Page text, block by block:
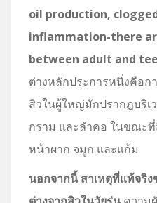
oil production,
inflammation-there
between adult and
ต่างหลักประการหนึ่งคือก
สิวในผู้ใหญ่มักปรากฏบริ
กราม และลำคอ ในขณะ
หน้าผาก จมูก และแก้ม
นอกจากนี้ สาเหตุที่แท้จริ